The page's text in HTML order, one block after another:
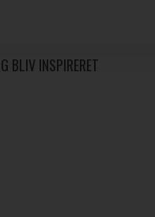
BLIV INSPIRERET